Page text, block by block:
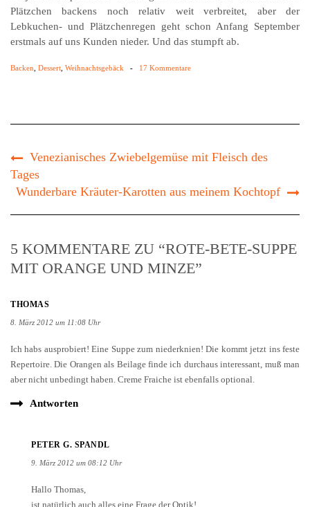
Plätzchen backens noch relativ weit verbreitet, aber der
Lebkuchen- und Plätzchenregen geht schon Anfang September
erstmals auf uns Kunden nieder. Und das stumpft ab.
Backen Dessert Weihnachtsgebäck - 17 Kommentare
Venezianisches Zwiebelgemüse mit Fleisch des
Tages
Wunderbare Kräuter-Karotten aus meinem Kochtopf
5 KOMMENTARE ZU “ROTE-BETE-SUPPE
MIT ORANGE UND MINZE”
THOMAS
8. März 2012 um 11:08 Uhr
Ich habs ausprobiert! Eine Suppe zum niederknien! Die kommt jetzt ins feste
Repertoire. Die Orangen als Beilage finde ich durchaus interessant, muß man
aber nicht unbedingt haben. Creme Fraiche ist ebenfalls optional.
Antworten
PETER G. SPANDL
9. März 2012 um 08:12 Uhr
Hallo Thomas,
ist natürlich auch alles eine Frage der Optik!